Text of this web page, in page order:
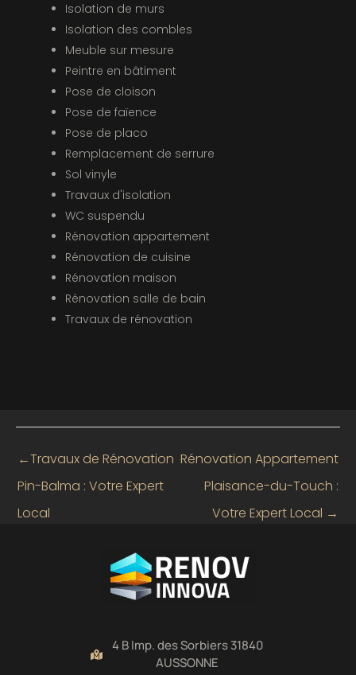
Isolation de murs
Isolation des combles
Meuble sur mesure
Peintre en bâtiment
Pose de cloison
Pose de faïence
Pose de placo
Remplacement de serrure
Sol vinyle
Travaux d'isolation
WC suspendu
Rénovation appartement
Rénovation de cuisine
Rénovation maison
Rénovation salle de bain
Travaux de rénovation
←Travaux de Rénovation
Pin-Balma : Votre Expert
Local
Rénovation Appartement
Plaisance-du-Touch :
Votre Expert Local →
4 B Imp. des Sorbiers 31840
AUSSONNE